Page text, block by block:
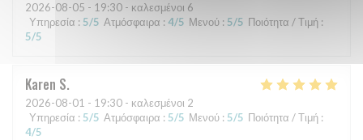
2026-08-05 - 19:30 - καλεσμένοι 6
Υπηρεσία : 5/5 Ατμόσφαιρα : 4/5 Μενού : 5/5 Ποιότητα / Τιμή :
5/5
Karen S
2026-08-01 - 19:30 - καλεσμένοι 2
Υπηρεσία : 5/5 Ατμόσφαιρα : 5/5 Μενού : 5/5 Ποιότητα / Τιμή :
4/5